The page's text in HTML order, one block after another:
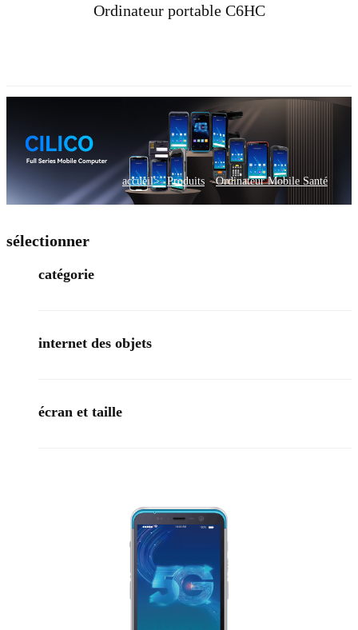
Ordinateur portable C6HC
accueil> Produits >Ordinateur Mobile Santé
sélectionner
catégorie
internet des objets
écran et taille